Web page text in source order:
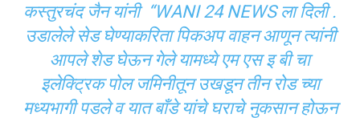
कस्तुरचंद जैन यांनी “WANI 24 NEWS ला दिली .
उडालेले सेड घेण्याकरिता पिकअप वाहन आणून त्यांनी
आपले शेड घेऊन गेले यामध्ये एम एस इ बी चा
इलेक्ट्रिक पोल जमिनीतून उखडून तीन रोड च्या
मध्यभागी पडले व यात बॉंडे यांचे घराचे नुकसान होऊन